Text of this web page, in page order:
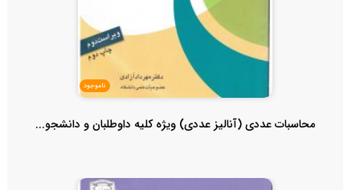
ناموجود
محاسبات عددی (آنالیز عددی) ویژه کلیه داوطلبان و دانشجو...